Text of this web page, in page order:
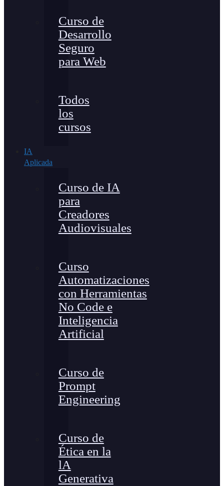
Curso de
Desarrollo
Seguro
para Web
Todos
los
cursos
IA
Aplicada
Curso de IA
para
Creadores
Audiovisuales
Curso
Automatizaciones
con Herramientas
No Code e
Inteligencia
Artificial
Curso de
Prompt
Engineering
Curso de
Ética en la
lA
Generativa